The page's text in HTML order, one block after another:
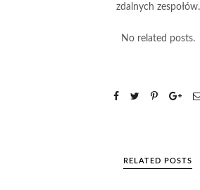
zdalnych zespołów.
No related posts.
RELATED POSTS